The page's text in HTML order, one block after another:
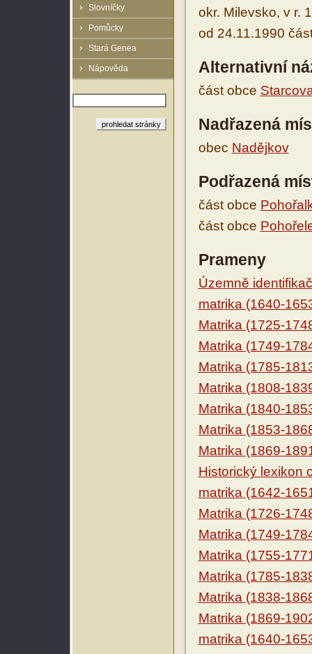
Slovníčky
Pomůcky
Stará Genea
Nápověda
okr. Milevsko, v r.
od 24.11.1990
Alternativní
část obce
Nadřazená
obec Nadějkov
Podřazená
část obce
část obce
Prameny
Územně
matrika (1640-
Matrika (1725-
Matrika (1749-
Matrika (1785-
Matrika (1808-
Matrika (1840-
Matrika (1853-
Matrika (1869-
Historický lexikon
matrika (1642-
Matrika (1726-
Matrika (1749-
Matrika (1755-
Matrika (1785-
Matrika (1838-
Matrika (1869-
matrika (1640-